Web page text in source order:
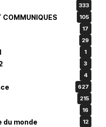
333
COMMUNIQUES 105
17
29
1
3
4
627
215
16
du monde 12